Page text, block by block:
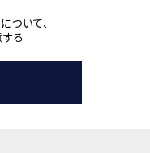
の参考情報として利
の皆様
利用いたします。
いずれかの方法とい
ついて、
る